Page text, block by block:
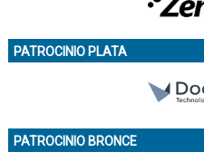
PATROCINIO PLATA
PATROCINIO BRONCE